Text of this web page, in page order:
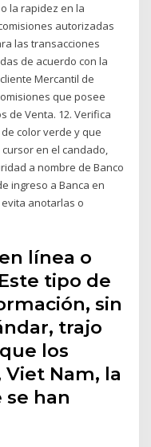
la rapidez en la
autorizadas
las transacciones
de acuerdo con la
Mercantil de
que posee
de Venta. 12. Verifica
color verde y que
en el candado,
a nombre de Banco
ingreso a Banca en
anotarlas o
línea o
tipo de
sin
trajo
los
Viet Nam, la
se han